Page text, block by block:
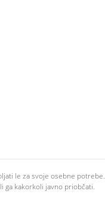
le za svoje osebne potrebe.
ga kakorkoli javno priobčati.